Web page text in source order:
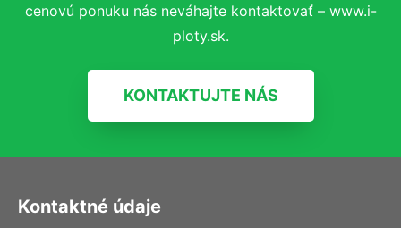
cenovú ponuku nás neváhajte kontaktovať – www.i-
ploty.sk.
KONTAKTUJTE NÁS
Kontaktné údaje